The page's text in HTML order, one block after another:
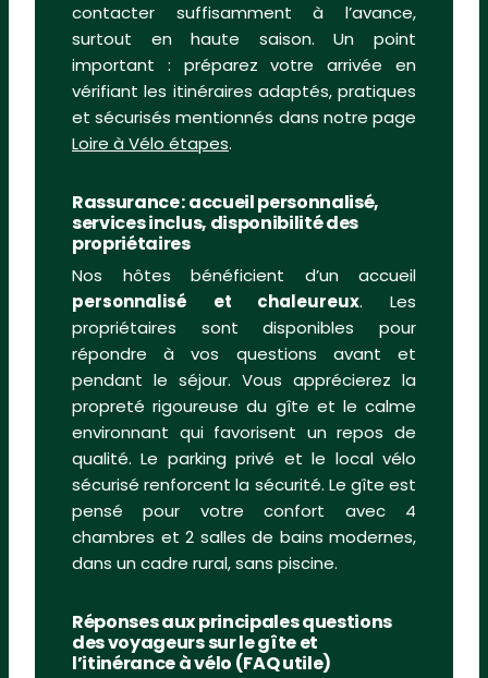
contacter suffisamment à l’avance,
surtout en haute saison. Un point
important : préparez votre arrivée en
vérifiant les itinéraires adaptés, pratiques
et sécurisés mentionnés dans notre page
Loire à Vélo étapes.
Rassurance : accueil personnalisé,
services inclus, disponibilité des
propriétaires
Nos hôtes bénéficient d’un accueil
personnalisé et chaleureux. Les
propriétaires sont disponibles pour
répondre à vos questions avant et
pendant le séjour. Vous apprécierez la
propreté rigoureuse du gîte et le calme
environnant qui favorisent un repos de
qualité. Le parking privé et le local vélo
sécurisé renforcent la sécurité. Le gîte est
pensé pour votre confort avec 4
chambres et 2 salles de bains modernes,
dans un cadre rural, sans piscine.
Réponses aux principales questions
des voyageurs sur le gîte et
l’itinérance à vélo (FAQ utile)